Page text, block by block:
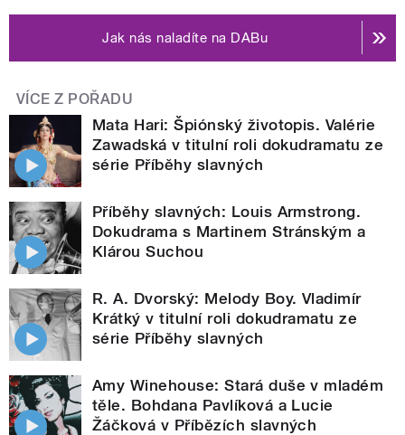
Jak nás naladíte na DABu
VÍCE Z POŘADU
Mata Hari: Špiónský životopis. Valérie
Zawadská v titulní roli dokudramatu ze
série Příběhy slavných
Příběhy slavných: Louis Armstrong.
Dokudrama s Martinem Stránským a
Klárou Suchou
R. A. Dvorský: Melody Boy. Vladimír
Krátký v titulní roli dokudramatu ze
série Příběhy slavných
Amy Winehouse: Stará duše v mladém
těle. Bohdana Pavlíková a Lucie
Žáčková v Příbězích slavných